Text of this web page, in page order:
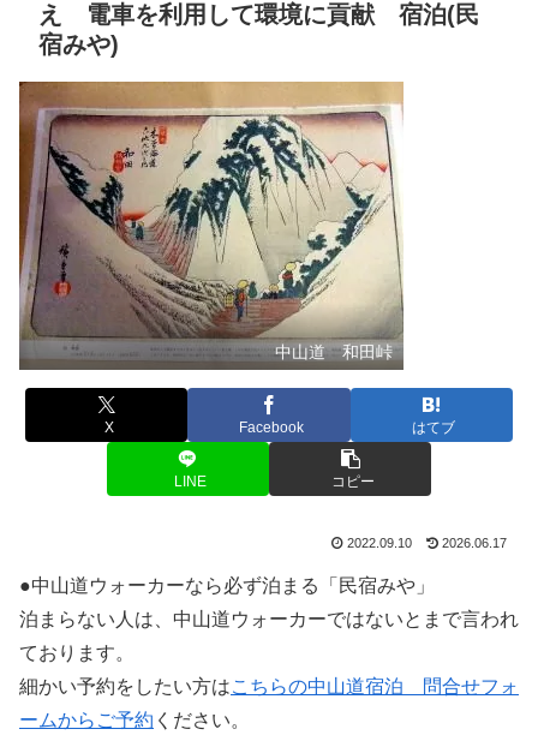
え 電車を利用して環境に貢献 宿泊(民
宿みや)
中山道 和田峠
X Facebook はてブ
LINE コピー
2022.09.10 2026.06.17
●中山道ウォーカーなら必ず泊まる「民宿みや」
泊まらない人は、中山道ウォーカーではないとまで言われ
ております。
細かい予約をしたい方はこちらの中山道宿泊 問合せフォ
ームからご予約 ください。